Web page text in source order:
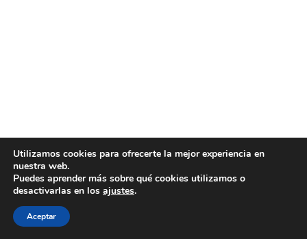
Utilizamos cookies para ofrecerte la mejor experiencia en
nuestra web.
Puedes aprender más sobre qué cookies utilizamos o
desactivarlas en los ajustes.
Aceptar